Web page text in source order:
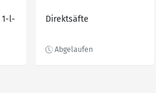
1-l-
Direktsäfte